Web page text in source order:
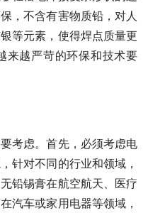
，不含有害物质铅，对人
等元素，使得焊点质量更
来越严苛的环保和技术要
考虑。首先，必须考虑电
针对不同的行业和领域，
铅锡膏在航空航天、医疗
汽车或家用电器等领域，